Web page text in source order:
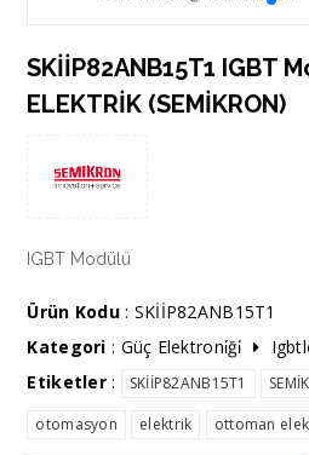
SKİİP82ANB15T1 IGBT
ELEKTRİK (SEMİKRON)
IGBT Modülü
Ürün Kodu: SKİİP82ANB15T1
Kategori : Güç Elektroni̇ği̇
Etiketler: SKİİP82ANB15T1
otomasyon
elektrik ottoman